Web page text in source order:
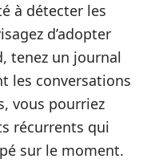
à détecter les
d’adopter
tenez un journal
les conversations
vous pourriez
récurrents qui
sur le moment.